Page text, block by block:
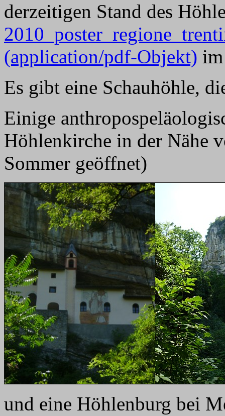
derzeitigen Stand des
(application/pdf-Objekt)
Es gibt eine Schauhöhle,
Einige
Höhlenkirche in der Nähe
Sommer geöffnet)
und eine Höhlenburg bei